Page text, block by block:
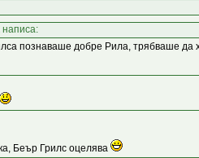
познаваше добре Рила, трябваше да
Беър Грилс оцелява